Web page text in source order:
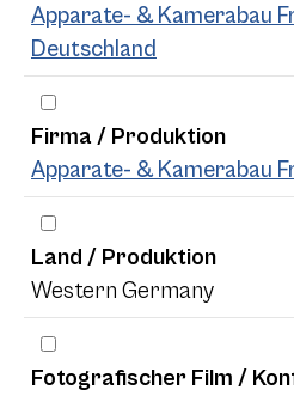
Apparate- & Kamerabau
Deutschland
Firma / Produktion
Apparate- & Kamerabau
Land / Produktion
Western Germany
Fotografischer Film /